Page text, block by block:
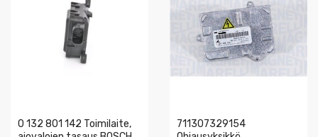
0 132 801 142 Toimilaite,
711307329154